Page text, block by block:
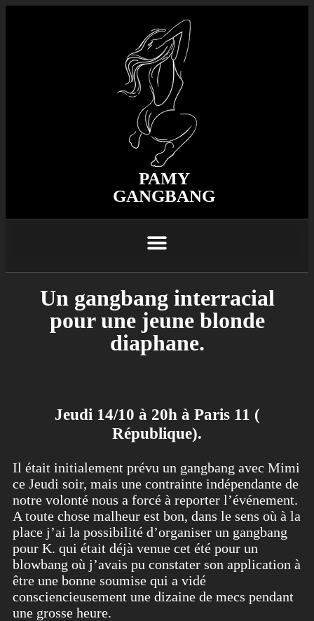
PAMY
GANGBANG
Un gangbang interracial
pour une jeune blonde
diaphane.
Jeudi 14/10 à 20h à Paris 11 (
République).
Il était initialement prévu un gangbang avec Mimi
ce Jeudi soir, mais une contrainte indépendante de
notre volonté nous a forcé à reporter l’événement.
A toute chose malheur est bon, dans le sens où à la
place j’ai la possibilité d’organiser un gangbang
pour K. qui était déjà venue cet été pour un
blowbang où j’avais pu constater son application à
être une bonne soumise qui a vidé
consciencieusement une dizaine de mecs pendant
une grosse heure.